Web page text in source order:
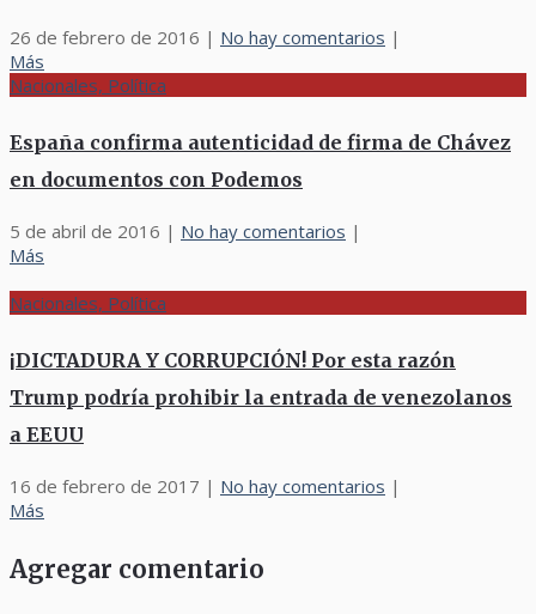
26 de febrero de 2016 | No hay comentarios |
Más
Nacionales, Política
España confirma autenticidad de firma de Chávez
en documentos con Podemos
5 de abril de 2016 | No hay comentarios |
Más
Nacionales, Política
¡DICTADURA Y CORRUPCIÓN! Por esta razón
Trump podría prohibir la entrada de venezolanos
a EEUU
16 de febrero de 2017 | No hay comentarios |
Más
Agregar comentario